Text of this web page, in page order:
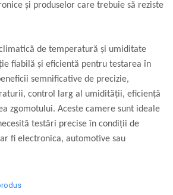
și produselor care trebuie să reziste
de temperatură și umiditate
fiabilă și eficientă pentru testarea în
semnificative de precizie,
control larg al umidității, eficiență
zgomotului. Aceste camere sunt ideale
testări precise în condiții de
fi electronica, automotive sau